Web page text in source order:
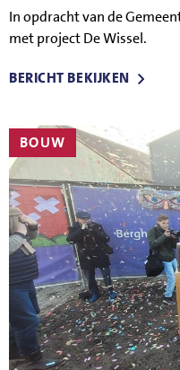
In opdracht van de
met project De Wissel.
BERICHT BEKIJKEN
BOUW